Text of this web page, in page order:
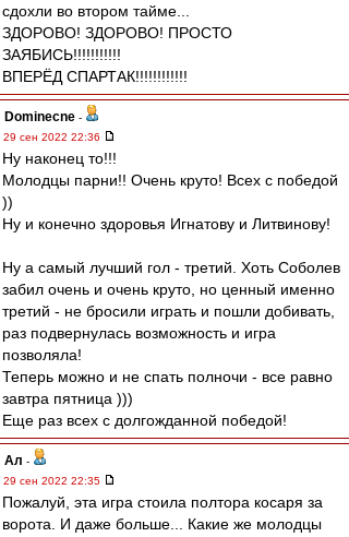
сдохли во втором тайме...
ЗДОРОВО! ЗДОРОВО! ПРОСТО
ЗАЯБИСЬ!!!!!!!!!!!
ВПЕРЁД СПАРТАК!!!!!!!!!!!!
Dominecne -
29 сен 2022 22:36
Ну наконец то!!!
Молодцы парни!! Очень круто! Всех с победой
))
Ну и конечно здоровья Игнатову и Литвинову!
Ну а самый лучший гол - третий. Хоть Соболев
забил очень и очень круто, но ценный именно
третий - не бросили играть и пошли добивать,
раз подвернулась возможность и игра
позволяла!
Теперь можно и не спать полночи - все равно
завтра пятница )))
Еще раз всех с долгожданной победой!
Ал -
29 сен 2022 22:35
Пожалуй, эта игра стоила полтора косаря за
ворота. И даже больше... Какие же молодцы